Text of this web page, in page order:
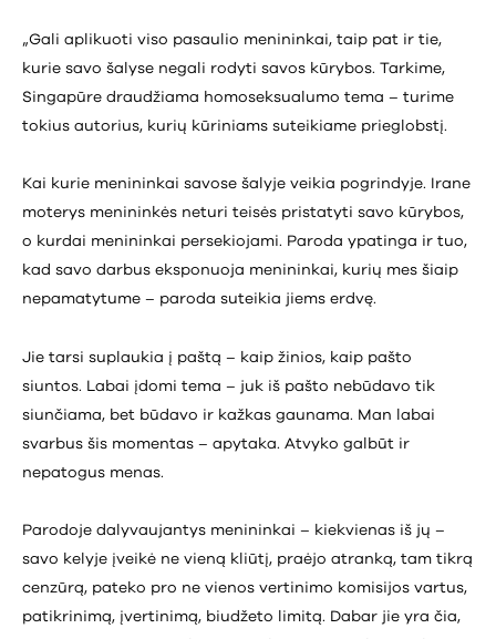
„Gali aplikuoti viso pasaulio menininkai, taip pat ir tie,
kurie savo šalyse negali rodyti savos kūrybos. Tarkime,
Singapūre draudžiama homoseksualumo tema – turime
tokius autorius, kurių kūriniams suteikiame prieglobstį.
Kai kurie menininkai savose šalyje veikia pogrindyje. Irane
moterys menininkės neturi teisės pristatyti savo kūrybos,
o kurdai menininkai persekiojami. Paroda ypatinga ir tuo,
kad savo darbus eksponuoja menininkai, kurių mes šiaip
nepamatytume – paroda suteikia jiems erdvę.
Jie tarsi suplaukia į paštą – kaip žinios, kaip pašto
siuntos. Labai įdomi tema – juk iš pašto nebūdavo tik
siunčiama, bet būdavo ir kažkas gaunama. Man labai
svarbus šis momentas – apytaka. Atvyko galbūt ir
nepatogus menas.
Parodoje dalyvaujantys menininkai – kiekvienas iš jų –
savo kelyje įveikė ne vieną kliūtį, praėjo atranką, tam tikrą
cenzūrą, pateko pro ne vienos vertinimo komisijos vartus,
patikrinimą, įvertinimą, biudžeto limitą. Dabar jie yra čia,